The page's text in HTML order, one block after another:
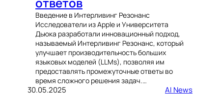
Введение в Интерливинг Резонанс
Исследователи из Apple и Университета
Дьюка разработали инновационный подход,
называемый Интерливинг Резонанс, который
улучшает производительность больших
языковых моделей (LLMs), позволяя им
предоставлять промежуточные ответы во
время сложного решения задач.…
30.05.2025 AI News